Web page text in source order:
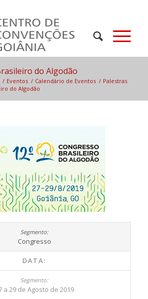
do Algodão
/ Eventos / Calendário de Eventos / Palestras
do Algodão
Congresso
DATA:
a 29 de Agosto de 2019